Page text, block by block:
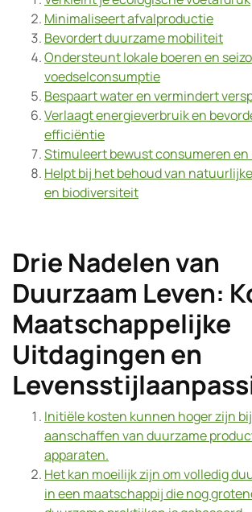
Minimaliseert afvalproductie
Bevordert duurzame mobiliteit
Ondersteunt lokale boeren en
voedselconsumptie
Bespaart water en vermindert
Verlaagt energieverbruik en
efficiëntie
Stimuleert bewust consumeren
Helpt bij het behoud van
en biodiversiteit
Drie Nadelen van
Duurzaam Leven:
Maatschappelijke
Uitdagingen en
Initiële kosten kunnen hoger zijn
aanschaffen van duurzame
apparaten.
Het kan moeilijk zijn om volledig
in een maatschappij die nog